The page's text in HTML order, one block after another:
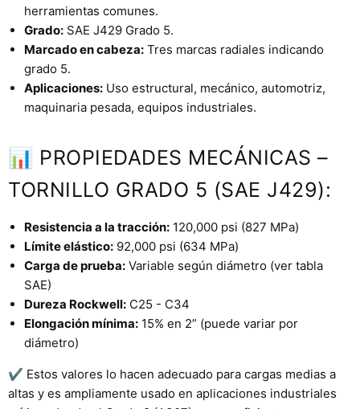
herramientas comunes.
Grado: SAE J429 Grado 5.
Marcado en cabeza: Tres marcas radiales indicando
grado 5.
Aplicaciones: Uso estructural, mecánico, automotriz,
maquinaria pesada, equipos industriales.
📊 PROPIEDADES MECÁNICAS –
TORNILLO GRADO 5 (SAE J429):
Resistencia a la tracción: 120,000 psi (827 MPa)
Límite elástico: 92,000 psi (634 MPa)
Carga de prueba: Variable según diámetro (ver tabla
SAE)
Dureza Rockwell: C25 - C34
Elongación mínima: 15% en 2” (puede variar por
diámetro)
✔ Estos valores lo hacen adecuado para cargas medias a
altas y es ampliamente usado en aplicaciones industriales